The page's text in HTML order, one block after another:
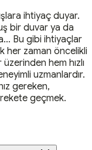
ihtiyaç duyar.
bir duvar ya da
Bu gibi ihtiyaçlar
her zaman öncelikli
hem hızlı
uzmanlardır.
gereken,
geçmek.